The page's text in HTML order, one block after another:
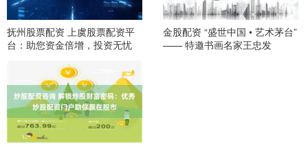
抚州股票配资 上虞股票配资平
台：助您资金倍增，投资无忧
金股配资 “盛世中国 • 艺术茅台”
—— 特邀书画名家王忠发